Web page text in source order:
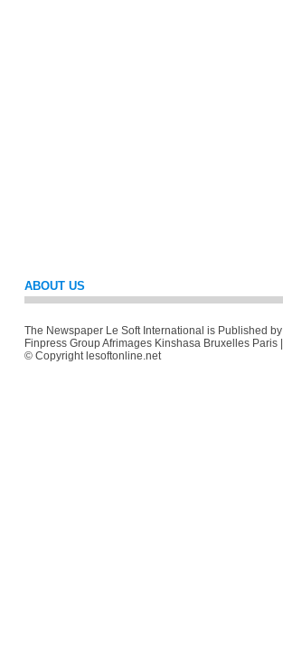
ABOUT US
The Newspaper Le Soft International is Published by
Finpress Group Afrimages Kinshasa Bruxelles Paris |
© Copyright lesoftonline.net